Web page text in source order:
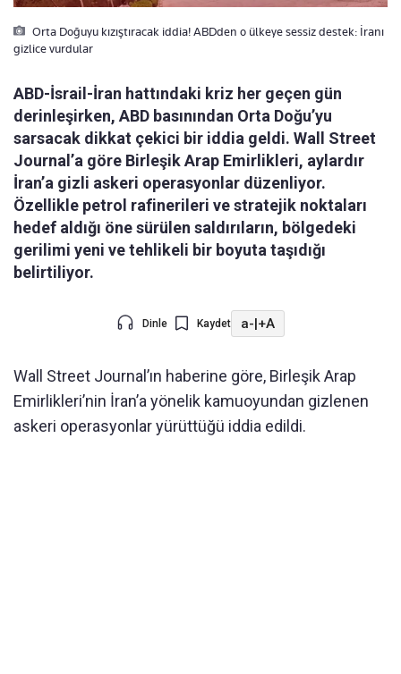
Orta Doğuyu kızıştıracak iddia! ABDden o ülkeye sessiz destek: İranı
gizlice vurdular
ABD-İsrail-İran hattındaki kriz her geçen gün
derinleşirken, ABD basınından Orta Doğu’yu
sarsacak dikkat çekici bir iddia geldi. Wall Street
Journal’a göre Birleşik Arap Emirlikleri, aylardır
İran’a gizli askeri operasyonlar düzenliyor.
Özellikle petrol rafinerileri ve stratejik noktaları
hedef aldığı öne sürülen saldırıların, bölgedeki
gerilimi yeni ve tehlikeli bir boyuta taşıdığı
belirtiliyor.
Dinle Kaydet a-|+A
Wall Street Journal’ın haberine göre, Birleşik Arap
Emirlikleri’nin İran’a yönelik kamuoyundan gizlenen
askeri operasyonlar yürüttüğü iddia edildi.